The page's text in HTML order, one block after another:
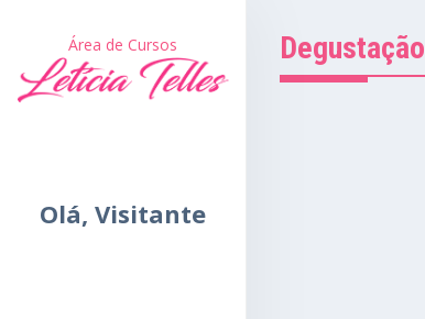
Área de Cursos
Olá, Visitante
Degustação